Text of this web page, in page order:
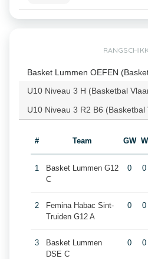
Basket Lummen OEFEN
U10 Niveau 3 H (Basketbal
U10 Niveau 3 R2 B6 (Basketbal
# Team GW W
1
Basket Lummen G12
C
0 0
2
Femina Habac Sint-
Truiden G12 A
0 0
3
Basket Lummen
DSE C
0 0